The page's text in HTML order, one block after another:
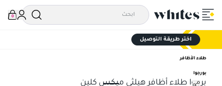
0
اختر طريقة التوصيل
طلاء الأظافر
بورجوا
برجوا طلاء أظافر هيلثي ميكس كلين